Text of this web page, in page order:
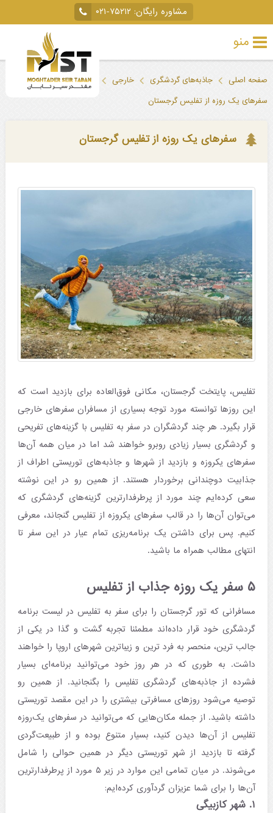
مشاوره رایگان: ۰۲۱-۷۵۲۱۲
منو
داخلی
جاذبه‌های
صفحه اصلی جاذبه‌های گردشگری خارجی گرجستان
تفلیس
سفرهای یک روزه از تفلیس گرجستان
سفرهای یک روزه از تفلیس گرجستان
تفلیس، پایتخت گرجستان، مکانی فوق‌العاده برای بازدید است که
این روزها توانسته مورد توجه بسیاری از مسافران سفرهای خارجی
قرار بگیرد. هر چند گردشگران در سفر به تفلیس با گزینه‌های تفریحی
و گردشگری بسیار زیادی روبرو خواهند شد اما در میان همه آن‌ها
سفرهای یکروزه و بازدید از شهرها و جاذبه‌های توریستی اطراف از
جذابیت دوچندانی برخوردار هستند. از همین رو در این نوشته
سعی کرده‌ایم چند مورد از پرطرفدارترین گزینه‌های گردشگری که
می‌توان آن‌ها را در قالب سفرهای یکروزه از تفلیس گنجاند، معرفی
کنیم. پس برای داشتن یک برنامه‌ریزی تمام عیار در این سفر تا
انتهای مطالب همراه ما باشید.
۵ سفر یک روزه جذاب از تفلیس
مسافرانی که تور گرجستان را برای سفر به تفلیس در لیست برنامه
گردشگری خود قرار داده‌اند مطمئنا تجربه گشت و گذا در یکی از
جالب ترین، منحصر به فرد ترین و زیباترین شهرهای اروپا را خواهند
داشت. به طوری که در هر روز خود می‌توانید برنامه‌ای بسیار
فشرده از جاذبه‌های گردشگری تفلیس را بگنجانید. از همین رو
توصیه می‌شود روزهای مسافرتی بیشتری را در این مقصد توریستی
داشته باشید. از جمله مکان‌هایی که می‌توانید در سفرهای یک‌روزه
تفلیس از آن‌ها دیدن کنید، بسیار متنوع بوده و از طبیعت‌گردی
گرفته تا بازدید از شهر توریستی دیگر در همین حوالی را شامل
می‌شوند. در میان تمامی این موارد در زیر ۵ مورد از پرطرفدارترین
آن‌ها را برای شما عزیزان گردآوری کرده‌ایم:
۱. شهر کازبیگی